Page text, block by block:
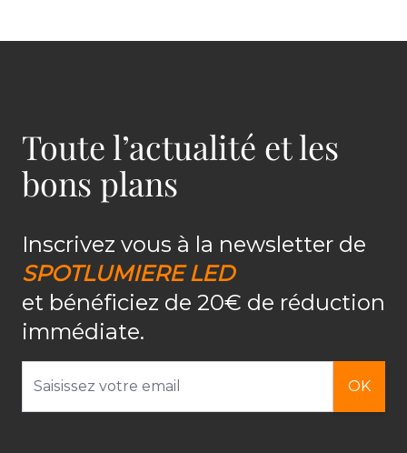
Toute l’actualité et les
bons plans
Inscrivez vous à la newsletter de
SPOTLUMIERE LED
et bénéficiez de 20€ de réduction
immédiate.
OK